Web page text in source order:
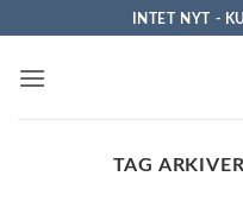
til
indhold
INTET NYT -
TAG